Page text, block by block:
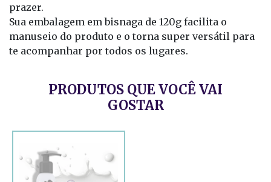
prazer.
Sua embalagem em bisnaga de 120g facilita o
manuseio do produto e o torna super versátil para
te acompanhar por todos os lugares.
PRODUTOS QUE VOCÊ VAI
GOSTAR